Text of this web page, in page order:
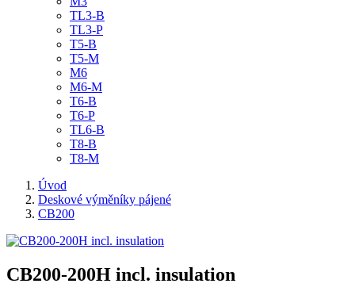
TL3-B
TL3-P
T5-B
T5-M
M6
M6-M
T6-B
T6-P
TL6-B
T8-B
T8-M
Úvod
Deskové výměníky pájené
CB200
CB200-200H incl. insulation